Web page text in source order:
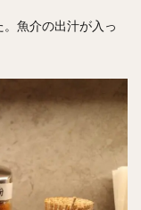
魚介の出汁が入っ